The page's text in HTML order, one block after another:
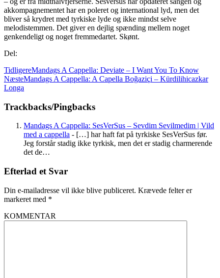
akkompagnementet har en poleret og international lyd, men det
bliver så krydret med tyrkiske lyde og ikke mindst selve
melodistemmen. Det giver en dejlig spænding mellem noget
genkendeligt og noget fremmedartet. Skønt.
Del:
TidligereMandags A Cappella: Deviate – I Want You To Know
NæsteMandags A Cappella: A Capella Boğaziçi – Kürdilihicazkar
Longa
Trackbacks/Pingbacks
Mandags A Cappella: SesVerSus – Sevdim Sevilmedim | Vild
med a cappella - […] har haft fat på tyrkiske SesVerSus før.
Jeg forstår stadig ikke tyrkisk, men det er stadig charmerende
det de…
Efterlad et Svar
Din e-mailadresse vil ikke blive publiceret. Krævede felter er
markeret med *
KOMMENTAR